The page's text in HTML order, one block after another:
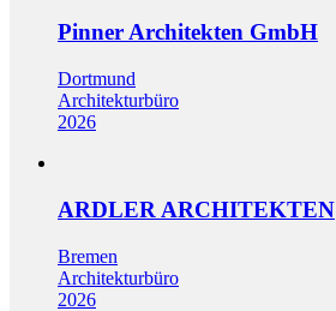
Pinner Architekten GmbH
Dortmund
Architekturbüro
2026
ARDLER ARCHITEKTEN
Bremen
Architekturbüro
2026